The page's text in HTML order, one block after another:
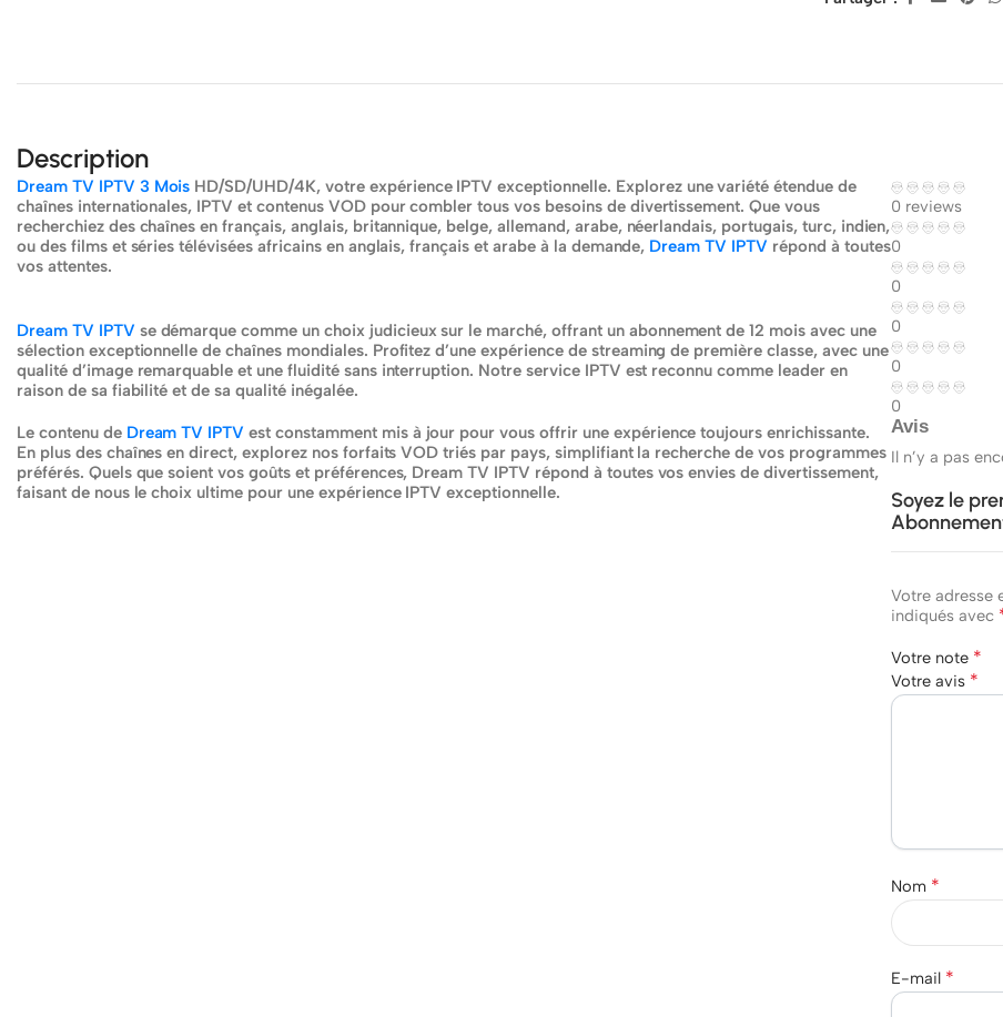
Description
Dream TV IPTV 3 Mois HD/SD/UHD/4K, votre expérience IPTV exceptionnelle. Explorez une variété étendue de
chaînes internationales, IPTV et contenus VOD pour combler tous vos besoins de divertissement. Que vous
recherchiez des chaînes en français, anglais, britannique, belge, allemand, arabe, néerlandais, portugais, turc, indien,
ou des films et séries télévisées africains en anglais, français et arabe à la demande, Dream TV IPTV répond à toutes
vos attentes.
Dream TV IPTV se démarque comme un choix judicieux sur le marché, offrant un abonnement de 12 mois avec une
sélection exceptionnelle de chaînes mondiales. Profitez d’une expérience de streaming de première classe, avec une
qualité d’image remarquable et une fluidité sans interruption. Notre service IPTV est reconnu comme leader en
raison de sa fiabilité et de sa qualité inégalée.
Le contenu de Dream TV IPTV est constamment mis à jour pour vous offrir une expérience toujours enrichissante.
En plus des chaînes en direct, explorez nos forfaits VOD triés par pays, simplifiant la recherche de vos programmes
préférés. Quels que soient vos goûts et préférences, Dream TV IPTV répond à toutes vos envies de divertissement,
faisant de nous le choix ultime pour une expérience IPTV exceptionnelle.
0 reviews
0
0
0
0
0
Avis
Il n’y a pas
Soyez le
Votre adresse
indiqués avec
Votre note *
Votre avis *
Nom *
E-mail *